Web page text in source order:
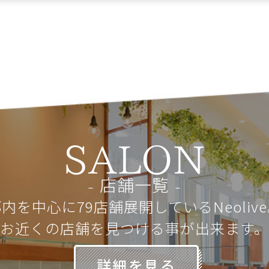
SALON
店舗一覧
を中心に79店舗展開している
お近くの店舗を見つける事が出来ます。